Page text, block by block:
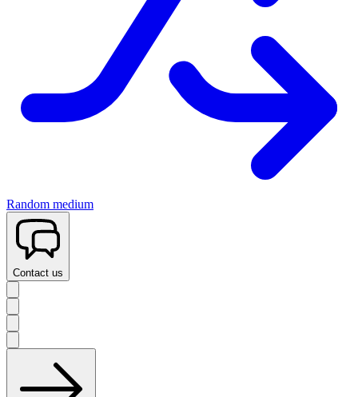
Random medium
Contact us